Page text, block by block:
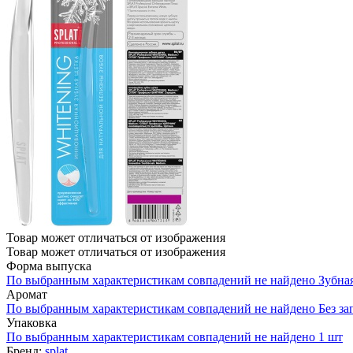
Товар может отличаться от изображения
Товар может отличаться от изображения
Форма выпуска
По выбранным характеристикам совпадений не найдено
Аромат
По выбранным характеристикам совпадений не найдено Без
Упаковка
По выбранным характеристикам совпадений не найдено 1 шт